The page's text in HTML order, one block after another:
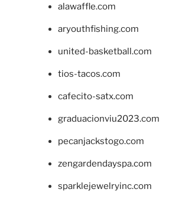
alawaffle.com
aryouthfishing.com
united-basketball.com
tios-tacos.com
cafecito-satx.com
graduacionviu2023.com
pecanjackstogo.com
zengardendayspa.com
sparklejewelryinc.com